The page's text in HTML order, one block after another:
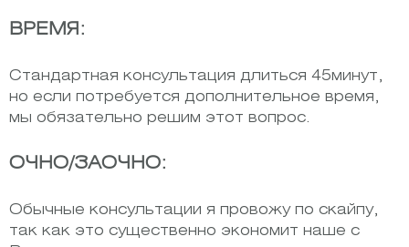
ВРЕМЯ:
Стандартная консультация длиться 45минут,
но если потребуется дополнительное время,
мы обязательно решим этот вопрос.
ОЧНО/ЗАОЧНО:
Обычные консультации я провожу по скайпу,
так как это существенно экономит наше с